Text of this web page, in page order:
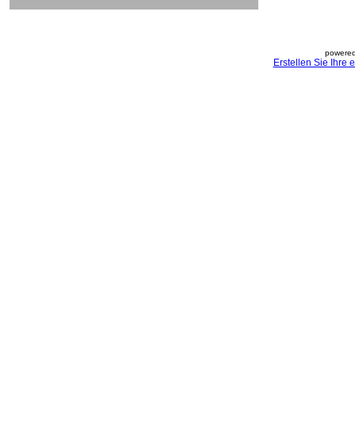
Erstellen Sie Ihre